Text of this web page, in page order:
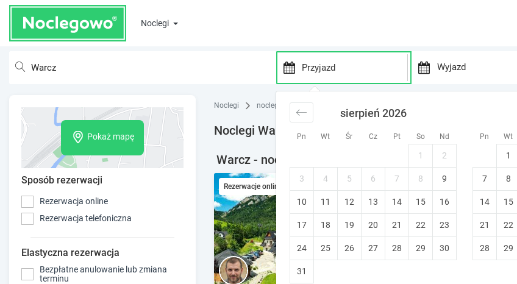
Noclegi
P
e
s
s
d
o
w
n
r
d
w
a
Pn Wt Śr Cz Pt So Nd Pn Wt
sierpień 2026
1 2
3 4 5 6 7 8 9
10 11 12 13 14 15 16
17 18 19 20 21 22 23
24 25 26 27 28 29 30
31
1
7 8
14 15
21 22
28 29
Pokaż mapę
Sposób rezerwacji
Rezerwacja online
Rezerwacja telefoniczna
Elastyczna rezerwacja
Bezpłatne anulowanie lub zmiana
terminu
Noclegi noclegi nad jeziorem
Noclegi Warcz
Warcz - noclegi w okolicy
Rezerwacje online Pensjonat u Olka -
Końskie (~17.6 km od Warcz)
Śniadanie Bezpłatne